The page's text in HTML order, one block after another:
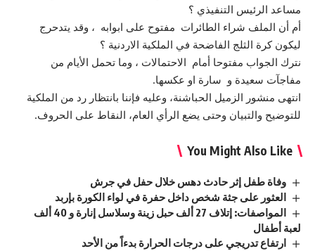
مساعد الرئيس التنفيذي ؟
أم أن الملف شراء الطائرات مفتوح على ابوابه ، وقد يتدحرج
ليكون كرة الثلج الفاضحة في الملكية الاردنية ؟
نترك الجواب مفتوحا أمام الاحتمالات ، وما تحمل الأيام من
مفاجآت سعيدة و سارة او عكسها.
انتهى منشور الزميل الحباشنة، وعليه فإننا بانتظار رد من الملكية
للتوضيح والتبيان وحتى يضع الرأي العام، النقاط على الحروف.
You Might Also Like
وفاة طفل إثر حادث دهس خلال حفل في جرش
العثور على جثة شخص داخل حفرة في لواء الكورة بإربد
المواصفات: إتلاف 27 ألف حبل زينة وسلاسل إنارة و 40 ألف
لعبة أطفال
ارتفاع تدريجي على درجات الحرارة بدءاً من الأحد